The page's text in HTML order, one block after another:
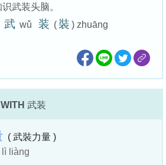
武装头脑。
武 wǔ 装 ( 裝 ) zhuāng
武装
( 武裝力量 )
liàng